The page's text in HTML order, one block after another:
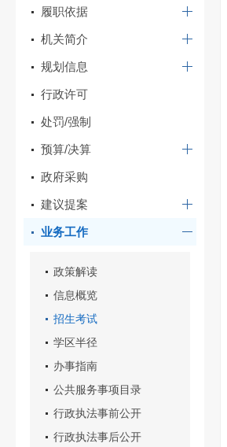
履职依据
机关简介
规划信息
行政许可
处罚/强制
预算/决算
政府采购
建议提案
业务工作
政策解读
信息概览
招生考试
学区半径
办事指南
公共服务事项目录
行政执法事前公开
行政执法事后公开